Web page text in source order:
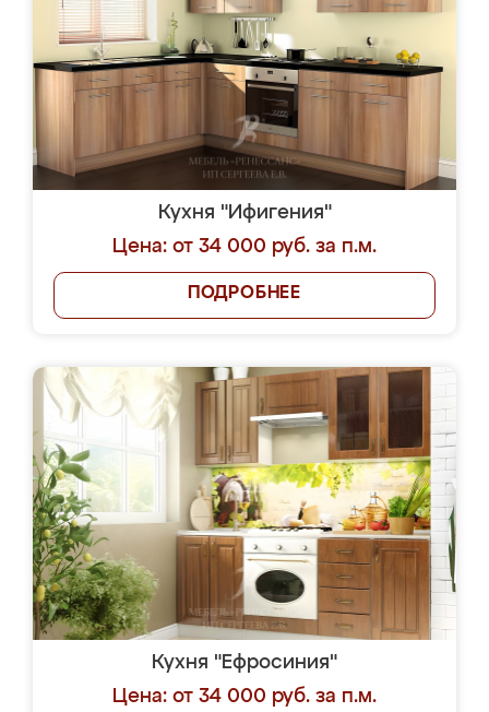
Кухня "Ифигения"
Цена: от 34 000 руб. за п.м.
ПОДРОБНЕЕ
Кухня "Ефросиния"
Цена: от 34 000 руб. за п.м.